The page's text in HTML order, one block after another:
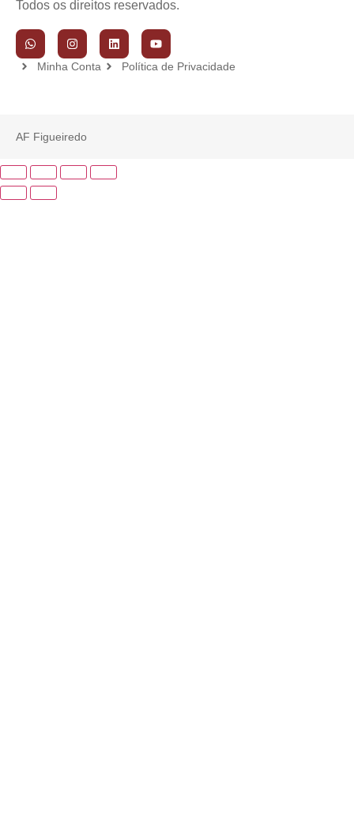
Todos os direitos reservados.
Minha Conta Política de Privacidade
AF Figueiredo